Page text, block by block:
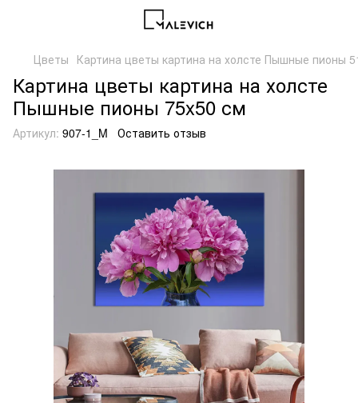
Цветы Картина цветы картина на холсте Пышные пионы
Картина цветы картина на холсте
Пышные пионы 75x50 см
Артикул: 907-1_M Оставить отзыв